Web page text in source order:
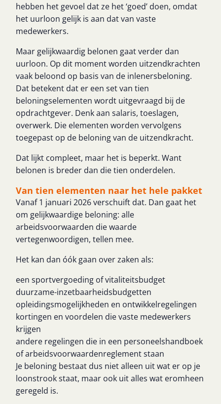
hebben het gevoel dat ze het ‘goed’ doen, omdat
het uurloon gelijk is aan dat van vaste
medewerkers.
Maar gelijkwaardig belonen gaat verder dan
uurloon. Op dit moment worden uitzendkrachten
vaak beloond op basis van de inlenersbeloning.
Dat betekent dat er een set van tien
beloningselementen wordt uitgevraagd bij de
opdrachtgever. Denk aan salaris, toeslagen,
overwerk. Die elementen worden vervolgens
toegepast op de beloning van de uitzendkracht.
Dat lijkt compleet, maar het is beperkt. Want
belonen is breder dan die tien onderdelen.
Van tien elementen naar het hele pakket
Vanaf 1 januari 2026 verschuift dat. Dan gaat het
om gelijkwaardige beloning: alle
arbeidsvoorwaarden die waarde
vertegenwoordigen, tellen mee.
Het kan dan óók gaan over zaken als:
een sportvergoeding of vitaliteitsbudget
duurzame-inzetbaarheidsbudgetten
opleidingsmogelijkheden en ontwikkelregelingen
kortingen en voordelen die vaste medewerkers
krijgen
andere regelingen die in een personeelshandboek
of arbeidsvoorwaardenreglement staan
Je beloning bestaat dus niet alleen uit wat er op je
loonstrook staat, maar ook uit alles wat eromheen
geregeld is.